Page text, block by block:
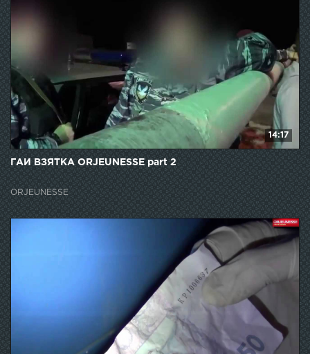
14:17
ГАИ ВЗЯТКА ORJEUNESSE part 2
ORJEUNESSE